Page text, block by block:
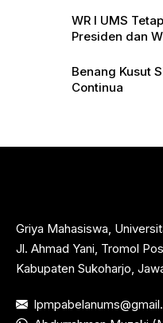
WR I UMS
Presiden dan
Benang Kusut
Continua
Griya Mahasiswa,
Jl. Ahmad Yani, Tromol
Kabupaten Sukoharjo,